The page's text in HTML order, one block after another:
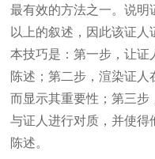
最有效的方法之一。说明
以上的叙述，因此该证
本技巧是：第一步，让证
陈述；第二步，渲染证
而显示其重要性；第三步
与证人进行对质，并使得
陈述。